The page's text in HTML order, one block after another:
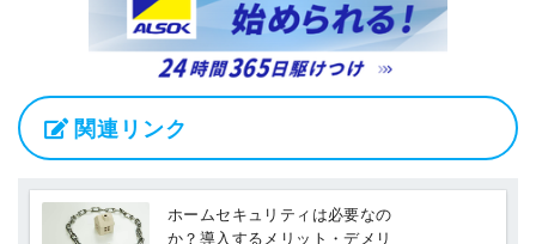
関連リンク
ホームセキュリティは必要なの
か？導入するメリット・デメリ